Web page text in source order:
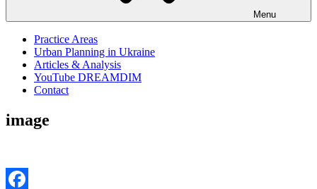
Menu
Practice Areas
Urban Planning in Ukraine
Articles & Analysis
YouTube DREAMDIM
Contact
image